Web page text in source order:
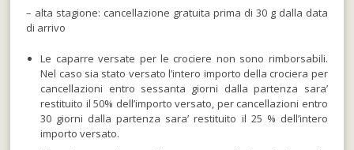
– alta stagione: cancellazione gratuita prima di 30 g dalla data
di arrivo
Le caparre versate per le crociere non sono rimborsabili.
Nel caso sia stato versato l’intero importo della crociera per
cancellazioni entro sessanta giorni dalla partenza sara’
restituito il 50% dell’importo versato, per cancellazioni entro
30 giorni dalla partenza sara’ restituito il 25 % dell’intero
importo versato.